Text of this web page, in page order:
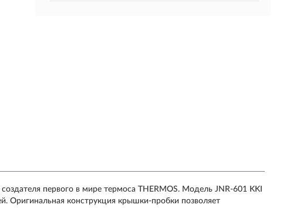
первого в мире термоса THERMOS. Модель JNR-601 KKI
Оригинальная конструкция крышки-пробки позволяет